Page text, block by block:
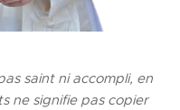
saint ni accompli, en
ne signifie pas copier